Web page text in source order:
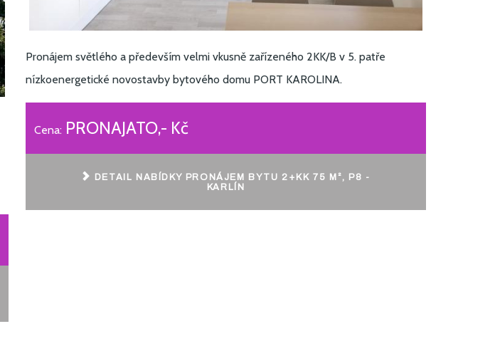
Pronájem světlého a především velmi vkusně zařízeného 2KK/B v 5. patře
nízkoenergetické novostavby bytového domu PORT KAROLINA.
Cena: PRONAJATO,- Kč
DETAIL NABÍDKY PRONÁJEM BYTU 2+KK 75 M², P8 -
KARLÍN